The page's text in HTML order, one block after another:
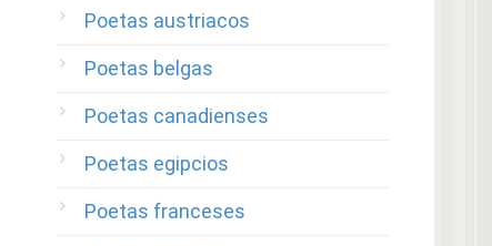
Poetas austriacos
Poetas belgas
Poetas canadienses
Poetas egipcios
Poetas franceses